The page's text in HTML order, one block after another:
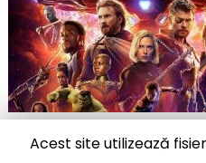
Acest site utilizează